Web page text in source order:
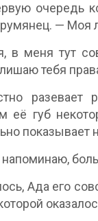
очередь
— Моя
в меня тут
тебя
разевает
её губ
показывает
Ада его